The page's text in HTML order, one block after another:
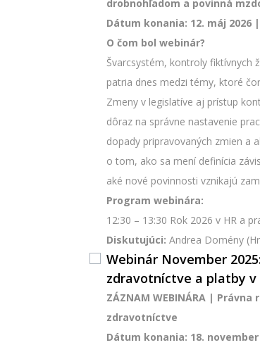
drobnohľadom a povinná
Dátum konania: 12. máj 2026 |
O čom bol webinár?
Švarcsystém, kontroly fiktívnych
patria dnes medzi témy, ktoré
Zmeny v legislatíve aj prístup
dôraz na správne nastavenie
dopady pripravovaných zmien a
o tom, ako sa mení definícia
aké nové povinnosti vznikajú
Program webinára:
12:30 – 13:30 Rok 2026 v HR a
Diskutujúci: Andrea Domény
Webinár November
zdravotníctve a platby
ZÁZNAM WEBINÁRA |
zdravotníctve
Dátum konania: 18. november